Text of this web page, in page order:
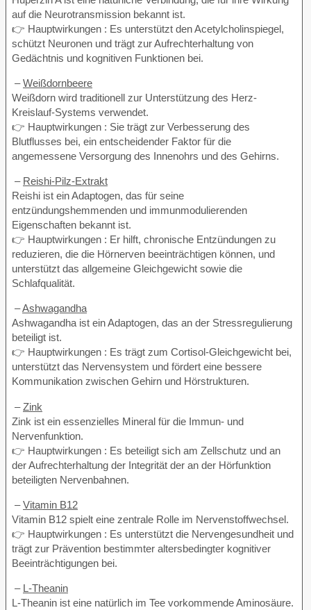
auf die Neurotransmission bekannt ist.
👉 Hauptwirkungen : Es unterstützt den Acetylcholinspiegel,
schützt Neuronen und trägt zur Aufrechterhaltung von
Gedächtnis und kognitiven Funktionen bei.
–Weißdornbeere
Weißdorn wird traditionell zur Unterstützung des Herz-
Kreislauf-Systems verwendet.
👉 Hauptwirkungen : Sie trägt zur Verbesserung des
Blutflusses bei, ein entscheidender Faktor für die
angemessene Versorgung des Innenohrs und des Gehirns.
– Reishi-Pilz-Extrakt
Reishi ist ein Adaptogen, das für seine
entzündungshemmenden und immunmodulierenden
Eigenschaften bekannt ist.
👉 Hauptwirkungen : Er hilft, chronische Entzündungen zu
reduzieren, die die Hörnerven beeinträchtigen können, und
unterstützt das allgemeine Gleichgewicht sowie die
Schlafqualität.
–Ashwagandha
Ashwagandha ist ein Adaptogen, das an der Stressregulierung
beteiligt ist.
👉 Hauptwirkungen : Es trägt zum Cortisol-Gleichgewicht bei,
unterstützt das Nervensystem und fördert eine bessere
Kommunikation zwischen Gehirn und Hörstrukturen.
–Zink
Zink ist ein essenzielles Mineral für die Immun- und
Nervenfunktion.
👉 Hauptwirkungen : Es beteiligt sich am Zellschutz und an
der Aufrechterhaltung der Integrität der an der Hörfunktion
beteiligten Nervenbahnen.
–Vitamin B12
Vitamin B12 spielt eine zentrale Rolle im Nervenstoffwechsel.
👉 Hauptwirkungen : Es unterstützt die Nervengesundheit und
trägt zur Prävention bestimmter altersbedingter kognitiver
Beeinträchtigungen bei.
– L-Theanin
L-Theanin ist eine natürlich im Tee vorkommende Aminosäure.